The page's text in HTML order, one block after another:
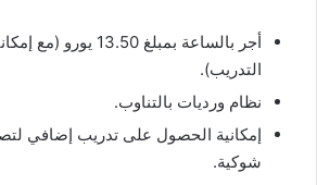
أجر بالساعة بمبلغ
التدريب).
نظام ورديات بالتناوب.
إمكانية الحصول على تدريب إضافي
شوكية.